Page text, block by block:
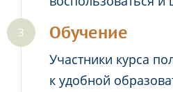
Обучение
Участники курса
к удобной